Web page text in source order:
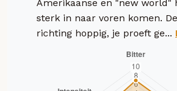
Amerikaanse en "new world"
sterk in naar voren komen.
richting hoppig, je proeft ge...